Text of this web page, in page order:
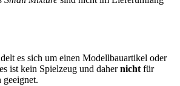
es sich um einen Modellbauartikel oder
ist kein Spielzeug und dahernicht für
geeignet.